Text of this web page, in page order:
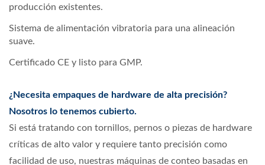
producción existentes.
Sistema de alimentación vibratoria para una alineación
suave.
Certificado CE y listo para GMP.
¿Necesita empaques de hardware de alta precisión?
Nosotros lo tenemos cubierto.
Si está tratando con tornillos, pernos o piezas de hardware
críticas de alto valor y requiere tanto precisión como
facilidad de uso, nuestras máquinas de conteo basadas en